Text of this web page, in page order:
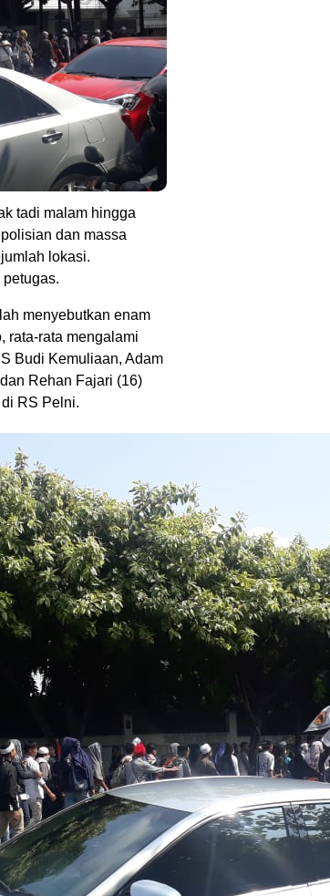
tadi malam hingga
dan massa
lokasi.
menyebutkan enam
rata-rata mengalami
Budi Kemuliaan, Adam
Rehan Fajari (16)
RS Pelni.